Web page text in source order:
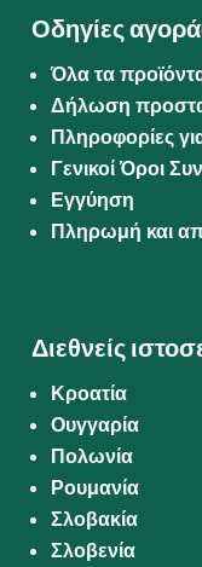
Οδηγίες
Όλα τα
Δήλωση
Πληροφορίες
Γενικοί Όροι
Εγγύηση
Πληρωμή και
Διεθνείς
Κροατία
Ουγγαρία
Πολωνία
Ρουμανία
Σλοβακία
Σλοβενία